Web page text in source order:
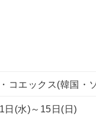
コエックス(韓国・
日(水)～15日(日)